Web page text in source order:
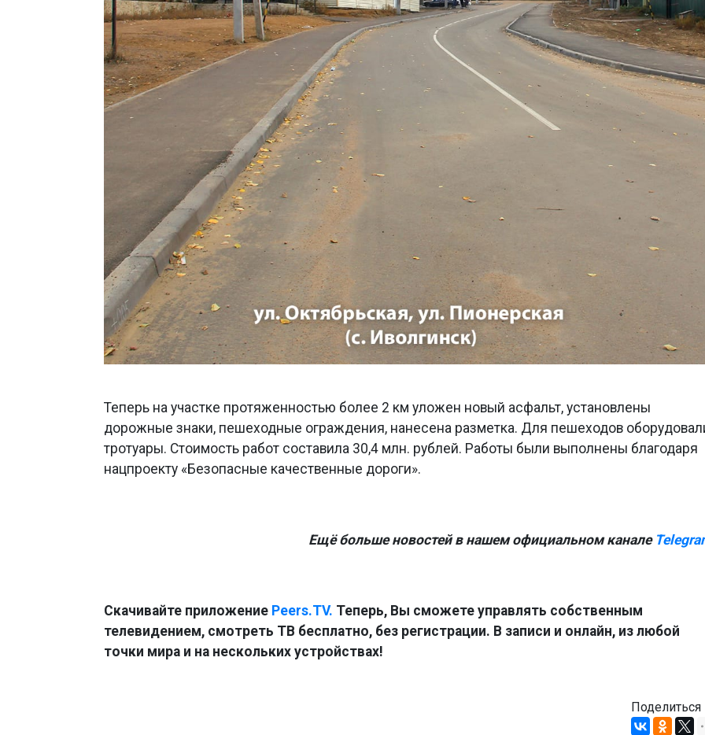
Теперь на участке протяженностью более 2 км уложен новый асфальт, установлены
дорожные знаки, пешеходные ограждения, нанесена разметка. Для пешеходов
тротуары. Стоимость работ составила 30,4 млн. рублей. Работы были выполнены благодаря
нацпроекту «Безопасные качественные дороги».
Ещё больше новостей в нашем официальном канале
Скачивайте приложение Peers.TV. Теперь, Вы сможете управлять собственным
телевидением, смотреть ТВ бесплатно, без регистрации. В записи и онлайн, из любой
точки мира и на нескольких устройствах!
Поделиться